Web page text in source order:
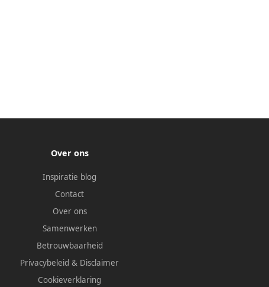
Over ons
Inspiratie blog
Contact
Over ons
Samenwerken
Betrouwbaarheid
Privacybeleid & Disclaimer
Cookieverklaring